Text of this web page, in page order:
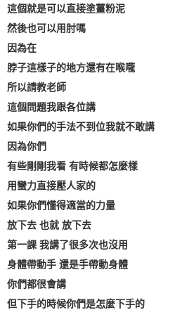
這個就是可以直接塗薑粉泥
然後也可以用肘嗎
因為在
脖子這樣子的地方還有在喉嚨
所以請教老師
這個問題我跟各位講
如果你們的手法不到位我就不敢講
因為你們
有些剛剛我看 有時候都怎麼樣
用蠻力直接壓人家的
如果你們懂得適當的力量
放下去 也就 放下去
第一課 我講了很多次也沒用
身體帶動手 還是手帶動身體
你們都很會講
但下手的時候你們是怎麼下手的